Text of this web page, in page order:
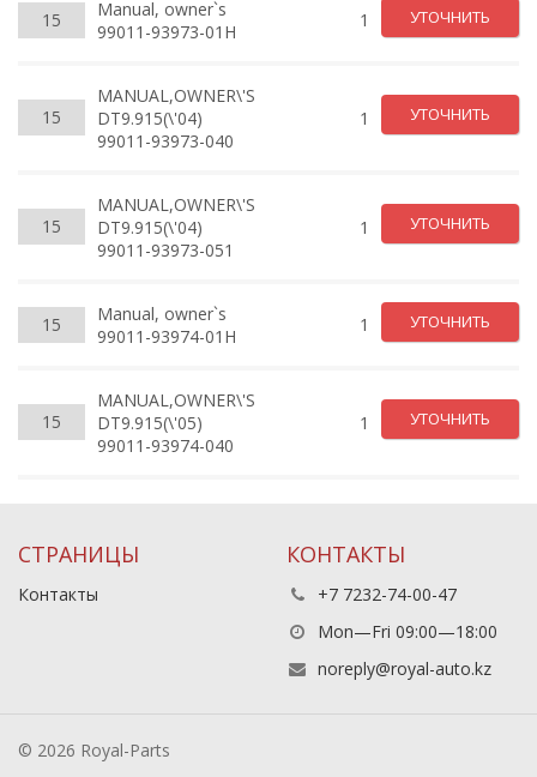
15
Manual, owner`s
99011-93973-01H
1 УТОЧНИТЬ
15
MANUAL,OWNER\'S
DT9.915(\'04)
99011-93973-040
1 УТОЧНИТЬ
15
MANUAL,OWNER\'S
DT9.915(\'04)
99011-93973-051
1 УТОЧНИТЬ
15
Manual, owner`s
99011-93974-01H
1 УТОЧНИТЬ
15
MANUAL,OWNER\'S
DT9.915(\'05)
99011-93974-040
1 УТОЧНИТЬ
СТРАНИЦЫ
Контакты
КОНТАКТЫ
+7 7232-74-00-47
Mon—Fri 09:00—18:00
noreply@royal-auto.kz
© 2026 Royal-Parts